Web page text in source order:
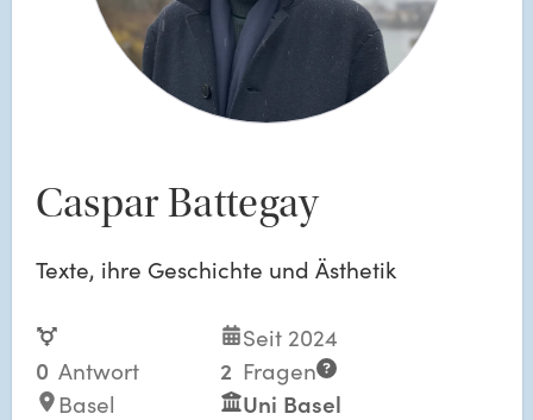
Caspar Battegay
Texte, ihre Geschichte und Ästhetik
Seit 2024
0 Antwort 2 Fragen
Basel
Uni Basel